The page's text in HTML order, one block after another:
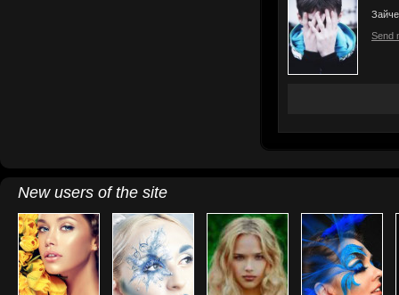
Send
New users of the site